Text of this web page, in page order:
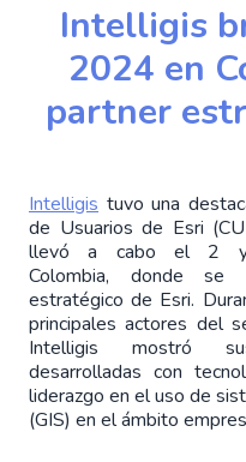
Intelligis
2024 en
partner
Intelligis tuvo una
de Usuarios de Esri
llevó a cabo el 2
Colombia, donde se
estratégico de Esri.
principales actores del
Intelligis mostró
desarrolladas con
liderazgo en el uso de
(GIS) en el ámbito